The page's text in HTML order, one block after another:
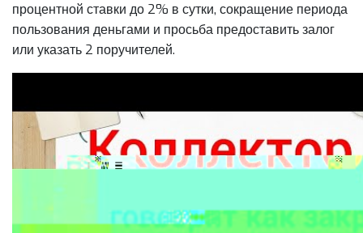
процентной ставки до 2% в сутки, сокращение периода
пользования деньгами и просьба предоставить залог
или указать 2 поручителей.